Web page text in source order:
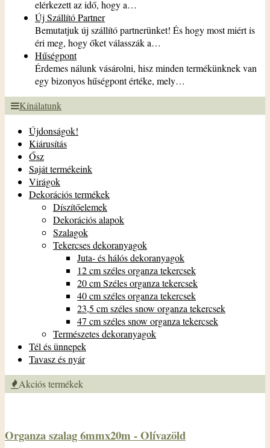
elérkezett az idő, hogy a…
Új Szállító Partner
Bemutatjuk új szállító partnerünket! És hogy most miért is
éri meg, hogy őket válasszák a…
Hűségpont
Érdemes nálunk vásárolni, hisz minden termékünknek van
egy bizonyos hűségpont értéke, mely…
Kínálatunk
Újdonságok!
Kiárusítás
Ősz
Saját termékeink
Virágok
Dekorációs termékek
Díszítőelemek
Dekorációs alapok
Szalagok
Tekercses dekoranyagok
Juta- és hálós dekoranyagok
12 cm széles organza tekercsek
20 cm Széles organza tekercsek
40 cm széles organza tekercsek
23,5 cm széles snow organza tekercsek
47 cm széles snow organza tekercsek
Természetes dekoranyagok
Tél és ünnepek
Tavasz és nyár
Akciós termékek
Organza szalag 6mmx20m - Olívazöld